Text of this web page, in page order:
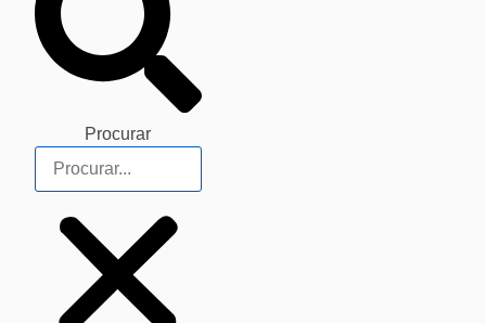
Procurar